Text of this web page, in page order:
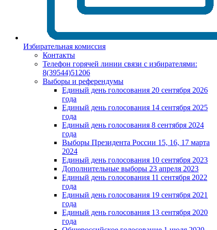
Избирательная комиссия
Контакты
Телефон горячей линии связи с избирателями:
8(39544)51206
Выборы и референдумы
Единый день голосования 20 сентября 2026
года
Единый день голосования 14 сентября 2025
года
Единый день голосования 8 сентября 2024
года
Выборы Президента России 15, 16, 17 марта
2024
Единый день голосования 10 сентября 2023
Дополнительные выборы 23 апреля 2023
Единый день голосования 11 сентября 2022
года
Единый день голосования 19 сентября 2021
года
Единый день голосования 13 сентября 2020
года